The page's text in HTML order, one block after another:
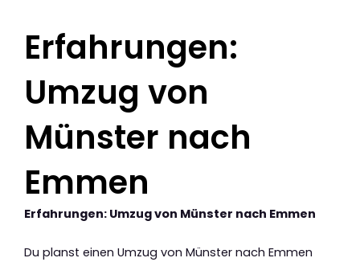
Erfahrungen:
Umzug von
Münster nach
Emmen
Erfahrungen: Umzug von Münster nach Emmen
Du planst einen Umzug von Münster nach Emmen